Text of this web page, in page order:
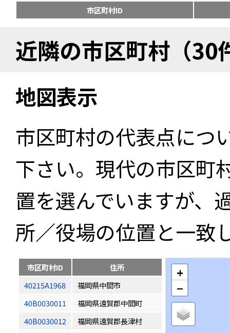
市区町村ID
近隣の市区町村（30
地図表示
市区町村の代表点につ
下さい。現代の市区町
置を選んでいますが、
所／役場の位置と一致
市区町村ID
住所
40215A1968
福岡県中間市
40B0030011
福岡県遠賀郡中間町
40B0030012
福岡県遠賀郡長津村
+
−